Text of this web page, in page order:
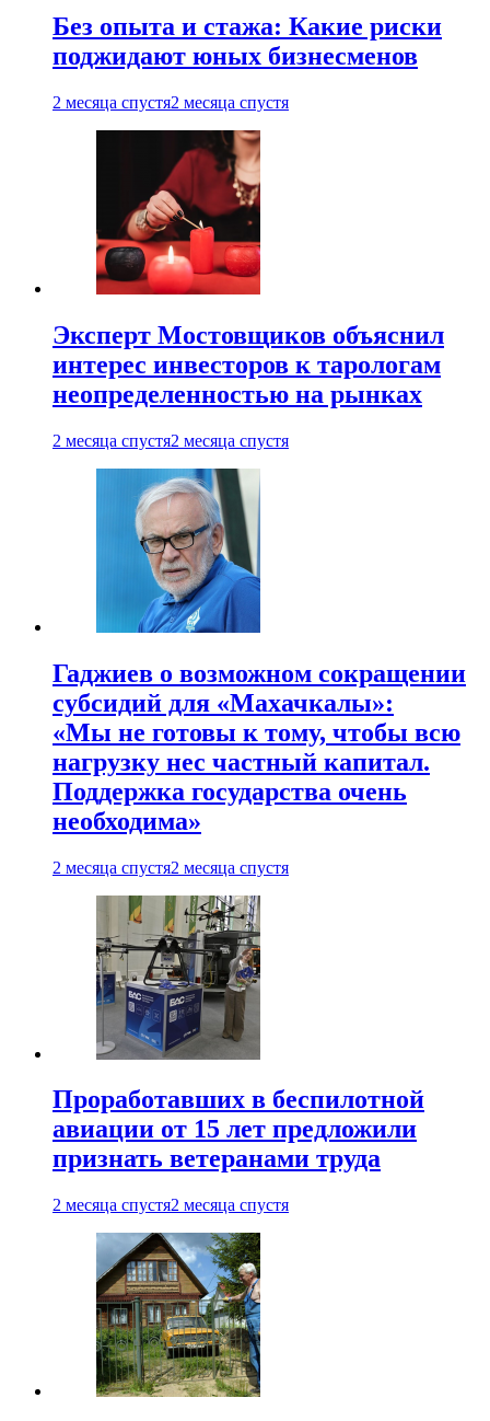
Без опыта и стажа: Какие риски
поджидают юных бизнесменов
2 месяца спустя2 месяца спустя
Эксперт Мостовщиков объяснил
интерес инвесторов к тарологам
неопределенностью на рынках
2 месяца спустя2 месяца спустя
Гаджиев о возможном сокращении
субсидий для «Махачкалы»:
«Мы не готовы к тому, чтобы всю
нагрузку нес частный капитал.
Поддержка государства очень
необходима»
2 месяца спустя2 месяца спустя
Проработавших в беспилотной
авиации от 15 лет предложили
признать ветеранами труда
2 месяца спустя2 месяца спустя